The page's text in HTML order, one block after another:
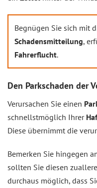
Begnügen Sie sich mit
Schadensmitteilung,
Fahrerflucht.
Den Parkschaden der
Verursachen Sie einen
schnellstmöglich Ihrer
Diese übernimmt die
Bemerken Sie hingegen
sollten Sie diesen
durchaus möglich, dass